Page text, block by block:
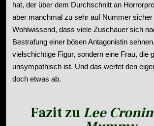
hat, der über dem Durchschnitt an
aber manchmal zu sehr auf Nummer sicher
Wohlwissend, dass viele Zuschauer sich
Bestrafung einer bösen Antagonistin
vielschichtige Figur, sondern eine Frau, die
unsympathisch ist. Und das wertet den
doch etwas ab.
Fazit zuLee